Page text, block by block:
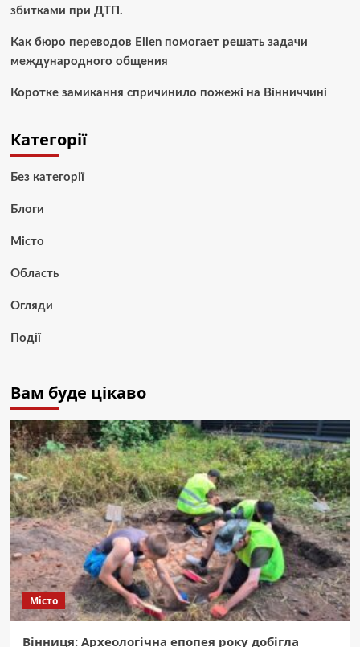
збитками при ДТП.
Как бюро переводов Ellen помогает решать задачи
международного общения
Коротке замикання спричинило пожежі на Вінниччині
Категорії
Без категорії
Блоги
Місто
Область
Огляди
Події
Вам буде цікаво
Місто
Вінниця: Археологічна епопея року добігла